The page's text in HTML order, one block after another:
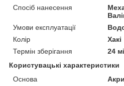
Спосіб нанесення
Умови експлуатації
Колір
Хакі
Термін зберігання
24
Користувацькі характеристики
Основа